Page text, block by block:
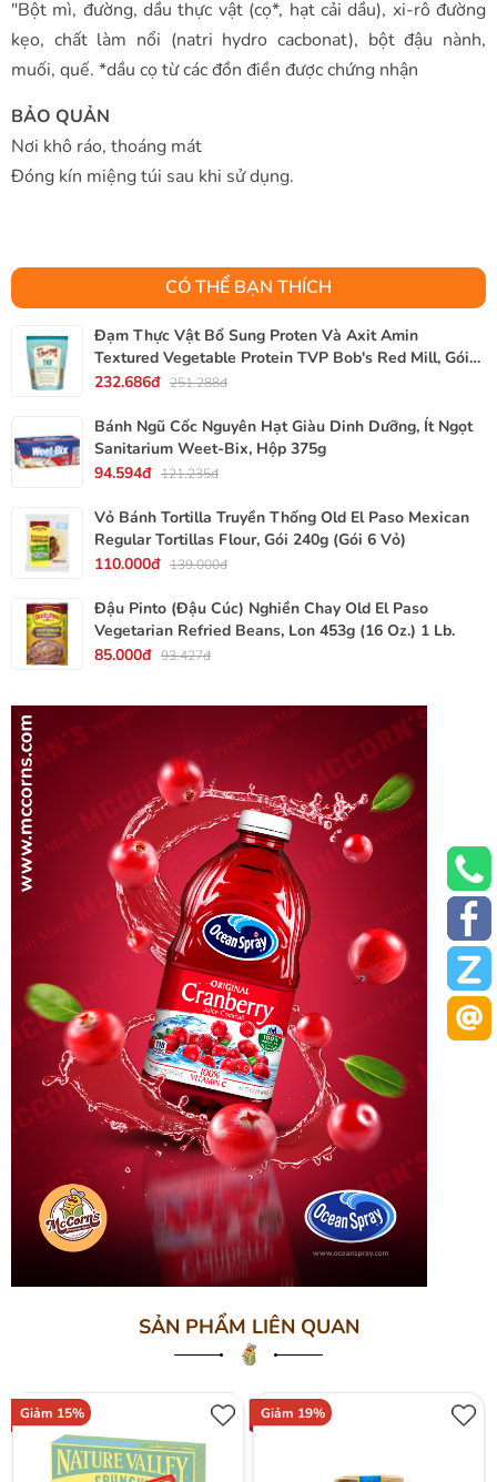
"Bột mì, đường, dầu thực vật (cọ*, hạt cải dầu), xi-rô đường
kẹo, chất làm nổi (natri hydro cacbonat), bột đậu nành,
muối, quế. *dầu cọ từ các đồn điền được chứng nhận
BẢO QUẢN
Nơi khô ráo, thoáng mát
Đóng kín miệng túi sau khi sử dụng.
CÓ THỂ BẠN THÍCH
Đạm Thực Vật Bổ Sung Proten Và Axit Amin
Textured Vegetable Protein TVP Bob's Red Mill, Gói
340g, 12 Oz.
232.686đ 251.288đ
Bánh Ngũ Cốc Nguyên Hạt Giàu Dinh Dưỡng, Ít Ngọt
Sanitarium Weet-Bix, Hộp 375g
94.594đ 121.235đ
Vỏ Bánh Tortilla Truyền Thống Old El Paso Mexican
Regular Tortillas Flour, Gói 240g (Gói 6 Vỏ)
110.000đ 139.000đ
Đậu Pinto (Đậu Cúc) Nghiền Chay Old El Paso
Vegetarian Refried Beans, Lon 453g (16 Oz.) 1 Lb.
85.000đ 93.427đ
SẢN PHẨM LIÊN QUAN
Giảm 15% Giảm 19%